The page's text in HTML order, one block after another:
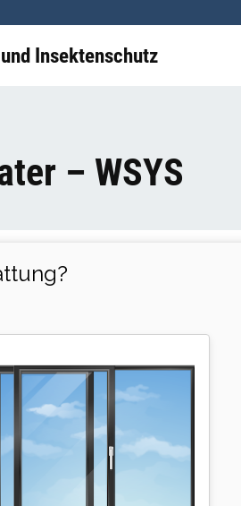
Insektenschutz
– WSYS